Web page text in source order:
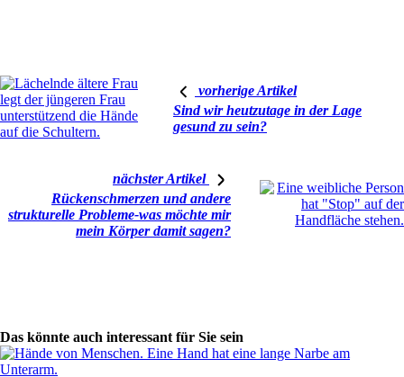
vorherige Artikel
Sind wir heutzutage in der Lage
gesund zu sein?
nächster Artikel
Rückenschmerzen und andere
strukturelle Probleme-was möchte mir
mein Körper damit sagen?
Das könnte auch interessant für Sie sein